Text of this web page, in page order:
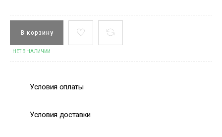
В корзину
НЕТ В НАЛИЧИИ
Условия оплаты
Условия доставки